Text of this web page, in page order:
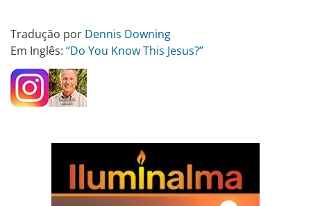
Tradução por Dennis Downing
Em Inglês: “Do You Know This Jesus?”